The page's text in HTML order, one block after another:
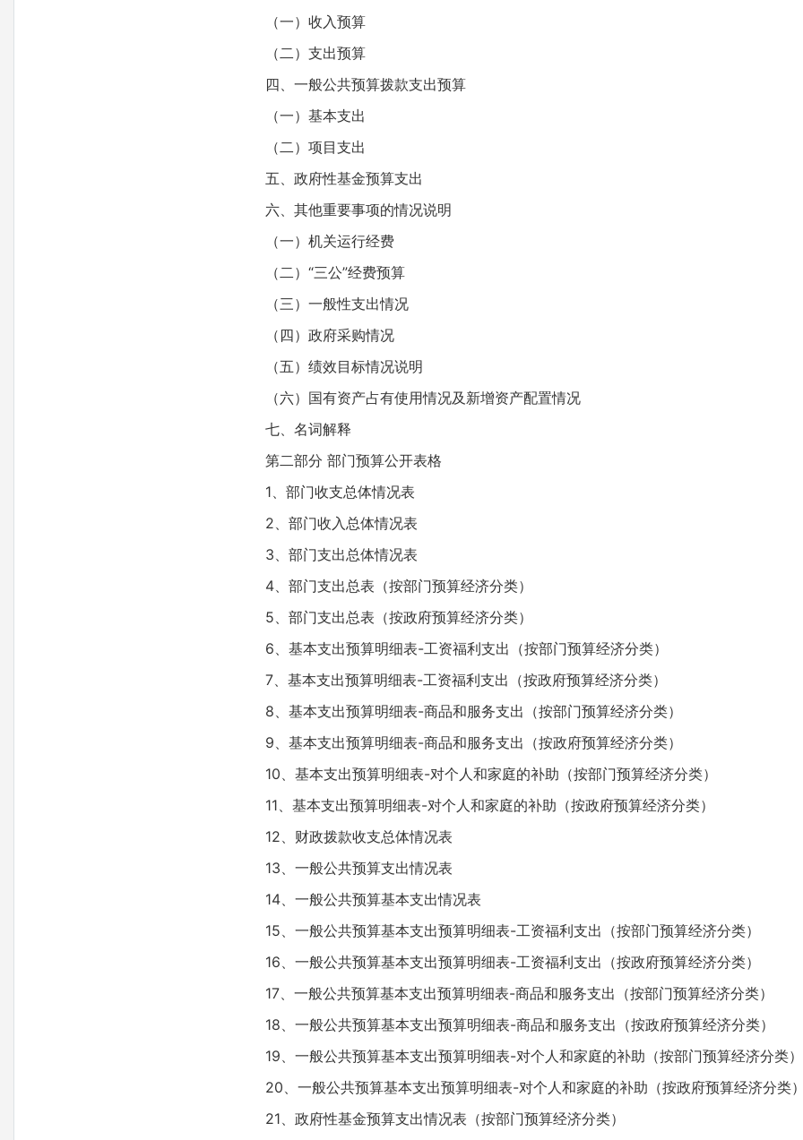
（一）收入预算
（二）支出预算
四、一般公共预算拨款支出预算
（一）基本支出
（二）项目支出
五、政府性基金预算支出
六、其他重要事项的情况说明
（一）机关运行经费
（二）“三公”经费预算
（三）一般性支出情况
（四）政府采购情况
（五）绩效目标情况说明
（六）国有资产占有使用情况及新增资产配置情况
七、名词解释
第二部分 部门预算公开表格
1、部门收支总体情况表
2、部门收入总体情况表
3、部门支出总体情况表
4、部门支出总表（按部门预算经济分类）
5、部门支出总表（按政府预算经济分类）
6、基本支出预算明细表-工资福利支出（按部门预算经济分类）
7、基本支出预算明细表-工资福利支出（按政府预算经济分类）
8、基本支出预算明细表-商品和服务支出（按部门预算经济分类）
9、基本支出预算明细表-商品和服务支出（按政府预算经济分类）
10、基本支出预算明细表-对个人和家庭的补助（按部门预算经济分类）
11、基本支出预算明细表-对个人和家庭的补助（按政府预算经济分类）
12、财政拨款收支总体情况表
13、一般公共预算支出情况表
14、一般公共预算基本支出情况表
15、一般公共预算基本支出预算明细表-工资福利支出（按部门预算经济分类）
16、一般公共预算基本支出预算明细表-工资福利支出（按政府预算经济分类）
17、一般公共预算基本支出预算明细表-商品和服务支出（按部门预算经济分类）
18、一般公共预算基本支出预算明细表-商品和服务支出（按政府预算经济分类）
19、一般公共预算基本支出预算明细表-对个人和家庭的补助（按部门预算经济分类）
20、一般公共预算基本支出预算明细表-对个人和家庭的补助（按政府预算经济分类
21、政府性基金预算支出情况表（按部门预算经济分类）